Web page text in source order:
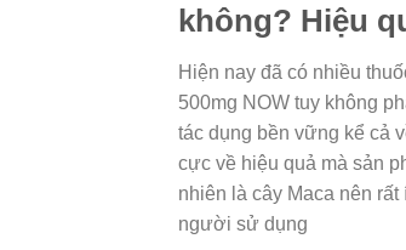
không? Hiệu
Hiện nay đã có nhiều
500mg NOW tuy không
tác dụng bền vững kể cả
cực về hiệu quả mà sản
nhiên là cây Maca nên
người sử dụng